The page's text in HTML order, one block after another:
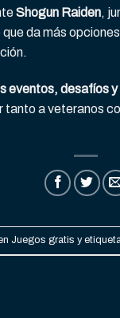
Shogun Raiden,
que da más
eventos, desafíos
a veteranos
Juegos gratis y